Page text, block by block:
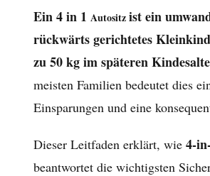
Ein 4 in 1 Autositzist ein
rückwärts gerichtetes
zu 50 kg im späteren
meisten Familien bedeutet dies
Einsparungen und eine
Dieser Leitfaden erklärt, wie 4-
beantwortet die wichtigsten